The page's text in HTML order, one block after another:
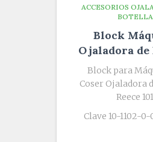
ACCESORIOS
BOTELLA
Block
Ojaladora
Block para
Coser Ojaladora
Reece 101
Clave 10-1102-